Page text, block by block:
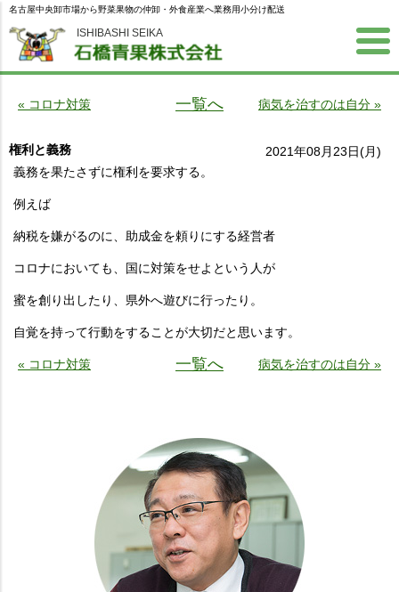
ISHIBASHI SEIKA
名古屋中央卸市場から野菜果物の仲卸・外食産業へ業務用小分け配送
« コロナ対策 一覧へ 病気を治すのは自分 »
権利と義務
2021年08月23日(月)
義務を果たさずに権利を要求する。
例えば
納税を嫌がるのに、助成金を頼りにする経営者
コロナにおいても、国に対策をせよという人が
蜜を創り出したり、県外へ遊びに行ったり。
自覚を持って行動をすることが大切だと思います。
« コロナ対策 一覧へ 病気を治すのは自分 »